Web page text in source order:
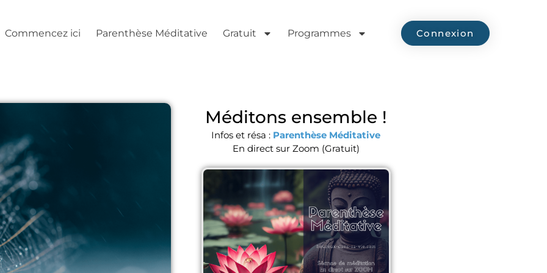
Commencez ici Parenthèse Méditative Gratuit Programmes Connexion
Méditons ensemble !
Infos et résa : Parenthèse Méditative
En direct sur Zoom (Gratuit)